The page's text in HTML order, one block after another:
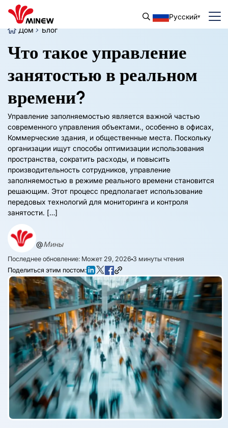
Русский
Дом
Блог
Что такое управление
занятостью в реальном
времени?
Управление заполняемостью является важной частью
современного управления объектами., особенно в офисах,
Коммерческие здания, и общественные места. Поскольку
организации ищут способы оптимизации использования
пространства, сократить расходы, и повысить
производительность сотрудников, управление
заполняемостью в режиме реального времени становится
решающим. Этот процесс предполагает использование
передовых технологий для мониторинга и контроля
занятости. […]
@Мины
Последнее обновление: Может 29, 2026 3 минуты чтения
Поделиться этим постом: